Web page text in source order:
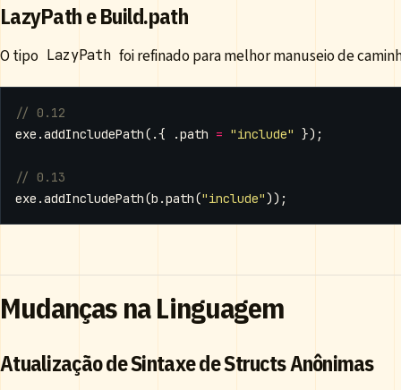
LazyPath e Build.path
O tipo LazyPath foi refinado para melhor manuseio de
exe .addIncludePath(.{ .path = "include" });
exe .addIncludePath(b .path("include"));
Mudanças na Linguagem
Atualização de Sintaxe de Structs Anônimas